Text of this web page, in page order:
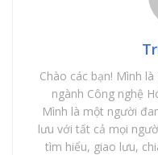
Chào các bạn! Mình
ngành Công nghệ
Mình là một người
lưu với tất cả mọi
tìm hiểu, giao lưu,